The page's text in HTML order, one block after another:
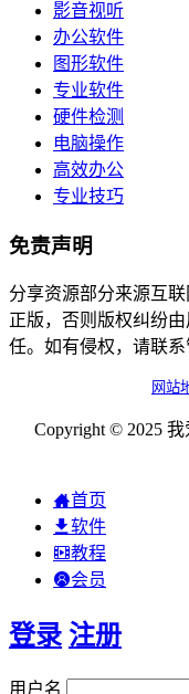
影音视听
办公软件
图形软件
专业软件
硬件检测
电脑操作
高效办公
专业技巧
免责声明
分享资源部分来源互
正版，否则版权纠纷
任。如有侵权，请联系
网站
Copyright © 2025
首页
软件
教程
会员
登录 注册
用户名